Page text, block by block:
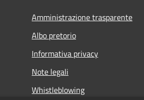
Amministrazione trasparente
Albo pretorio
Informativa privacy
Note legali
Whistleblowing